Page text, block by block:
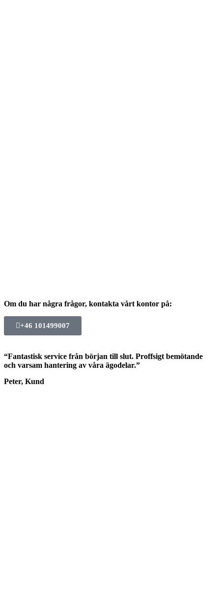
Om du har några frågor, kontakta vårt kontor på:
+46 101499007
“Fantastisk service från början till slut. Proffsigt bemötande
och varsam hantering av våra ägodelar.”
Peter, Kund